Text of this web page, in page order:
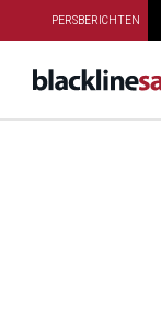
PERSBERICHTEN